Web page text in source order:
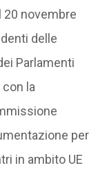
20 novembre
delle
Parlamenti
la
per
in ambito UE